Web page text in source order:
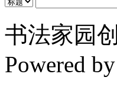
书法家园
Powered by